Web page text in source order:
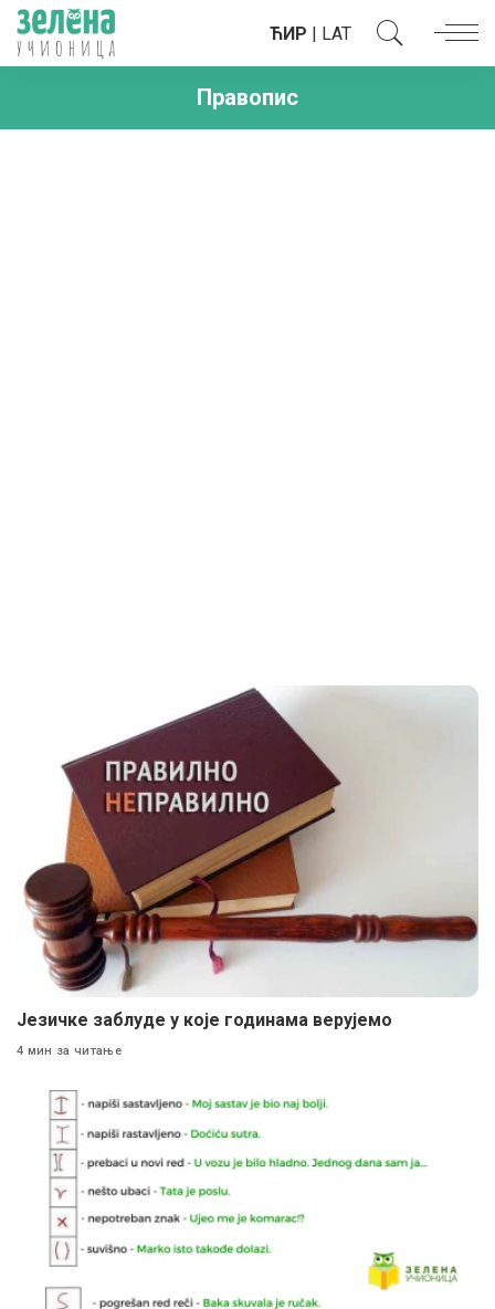
ЋИР | LAT
Правопис
Језичке заблуде у које годинама верујемо
4 мин за читање